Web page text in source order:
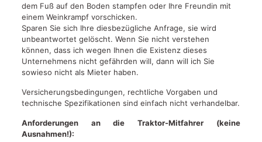
dem Fuß auf den Boden stampfen oder Ihre Freundin mit
einem Weinkrampf vorschicken.
Sparen Sie sich Ihre diesbezügliche Anfrage, sie wird
unbeantwortet gelöscht. Wenn Sie nicht verstehen
können, dass ich wegen Ihnen die Existenz dieses
Unternehmens nicht gefährden will, dann will ich Sie
sowieso nicht als Mieter haben.
Versicherungsbedingungen, rechtliche Vorgaben und
technische Spezifikationen sind einfach nicht verhandelbar.
Anforderungen an die Traktor-Mitfahrer (keine
Ausnahmen!):